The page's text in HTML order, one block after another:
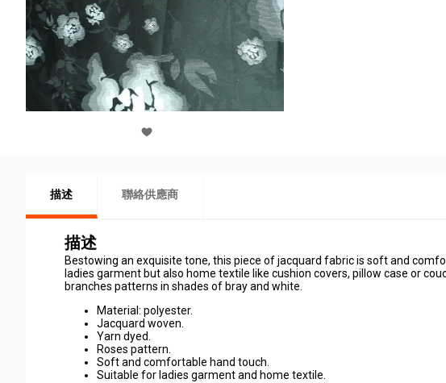
描述 聯絡供應商
描述
Bestowing an exquisite tone, this piece of jacquard fabric is soft and
ladies garment but also home textile like cushion covers, pillow case or
branches patterns in shades of bray and white.
Material: polyester.
Jacquard woven.
Yarn dyed.
Roses pattern.
Soft and comfortable hand touch.
Suitable for ladies garment and home textile.